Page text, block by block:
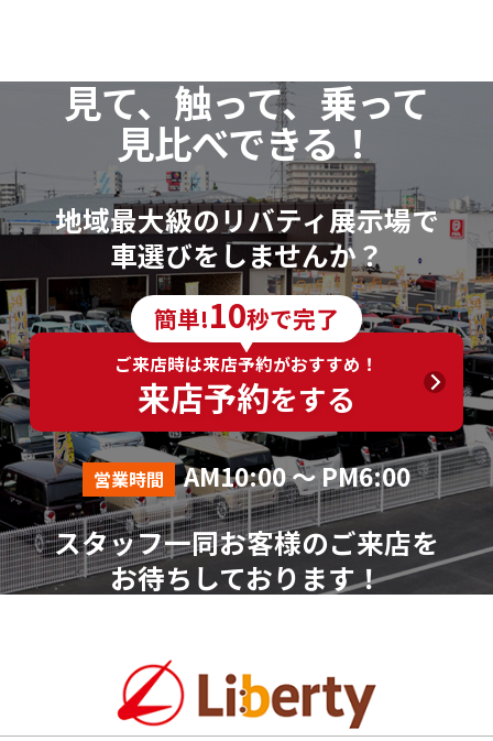
見て、触って、乗って
見比べできる！
地域最大級のリバティ展示場で
車選びをしませんか？
簡単!10秒で完了
ご来店時は来店予約がおすすめ！
来店予約をする
営業時間 AM10:00 ～ PM6:00
スタッフ一同お客様のご来店を
お待ちしております！